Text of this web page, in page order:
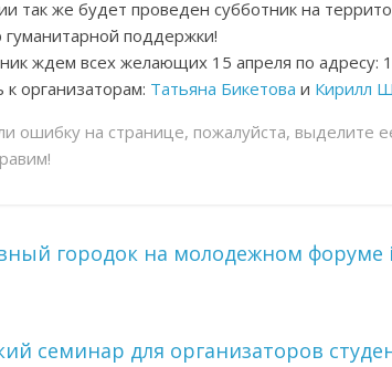
так же будет проведен субботник на
гуманитарной поддержки!
ждем всех желающих 15 апреля по адресу:
организаторам: Татьяна Бикетова и Кирилл
ошибку на странице, пожалуйста, выделите
городок на молодежном форуме
семинар для организаторов